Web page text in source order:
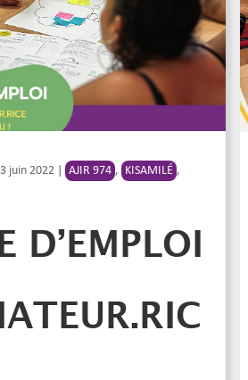
3 juin 2022 | AJIR 974 , KISAMILÉ ,
D’EMPLOI